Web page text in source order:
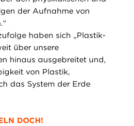
der Aufnahme von
haben sich „Plastik-
über unsere
hinaus ausgebreitet und,
von Plastik,
das System der Erde
DOCH!